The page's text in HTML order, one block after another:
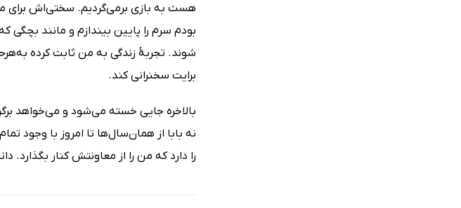
هست به بازی برمی‌گردیم. سختی‌اش برای
بودم سرم را پایین بیندازم و مانند
شوند. تجربۀ زندگی به من ثابت کرده
برایت سخنرانی کند.
بالاخره جایی خسته می‌شود و می‌خواهد
نه بابا از همان‌سال‌ها تا امروز با وجود
را دارد که من را از معاونتش کنار